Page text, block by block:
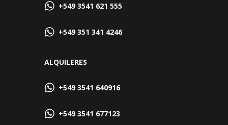
+549 3541 621 555
+549 351 341 4246
ALQUILERES
+549 3541 640916
+549 3541 677123